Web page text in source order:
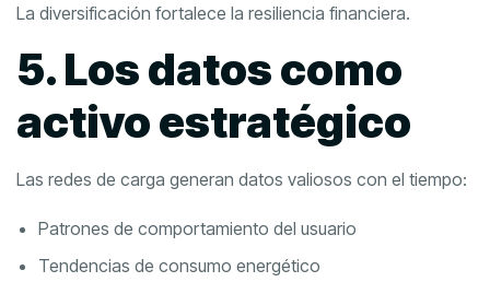
La diversificación fortalece la resiliencia financiera.
5. Los datos como
activo estratégico
Las redes de carga generan datos valiosos con el tiempo:
Patrones de comportamiento del usuario
Tendencias de consumo energético